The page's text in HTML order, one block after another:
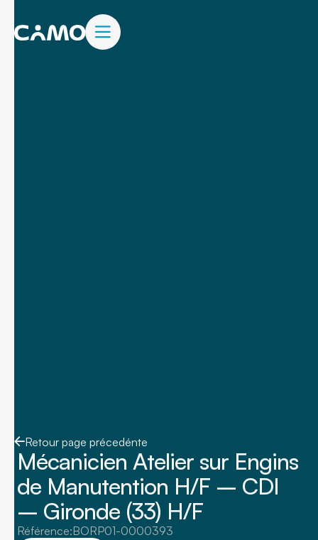
Retour page précedénte
Mécanicien Atelier sur Engins
de Manutention H/F – CDI
– Gironde (33) H/F
Référence:BORP01-0000393